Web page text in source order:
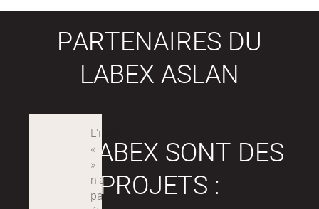
PARTENAIRES DU
LABEX ASLAN
LES LABEX SONT DES
PROJETS :